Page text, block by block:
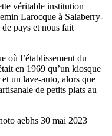
véritable institution
Larocque à Salaberry-
pays et nous fait
où l’établissement du
en 1969 qu’un kiosque
un lave-auto, alors que
de petits plats au